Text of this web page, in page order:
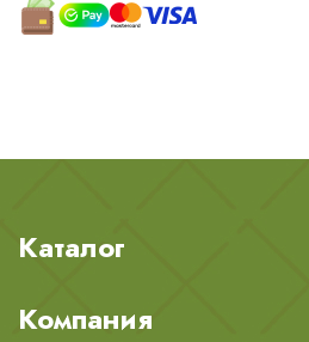
Каталог
Компания